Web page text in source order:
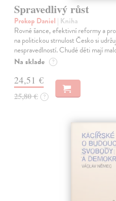
Spravedlivý růst
Prokop Daniel | Kniha
Rovné šance, efektivní reformy a
na politickou strnulost Česko si
nespravedlností. Chudé děti mají
Na sklade ?
24,51 €
25,80 € ?